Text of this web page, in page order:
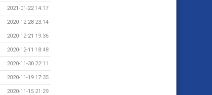
2021-01-22 14:17
2020-12-28 23:14
2020-12-21 19:36
2020-12-11 18:48
2020-11-30 22:11
2020-11-19 17:35
2020-11-15 21:29